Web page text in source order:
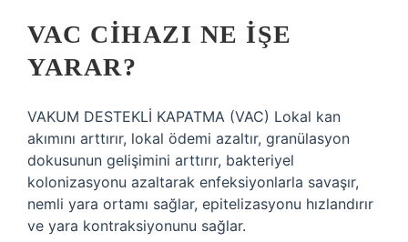
VAC CIHAZI NE IŞE
YARAR?
VAKUM DESTEKLİ KAPATMA (VAC) Lokal kan
akımını arttırır, lokal ödemi azaltır, granülasyon
dokusunun gelişimini arttırır, bakteriyel
kolonizasyonu azaltarak enfeksiyonlarla savaşır,
nemli yara ortamı sağlar, epitelizasyonu hızlandırır
ve yara kontraksiyonunu sağlar.